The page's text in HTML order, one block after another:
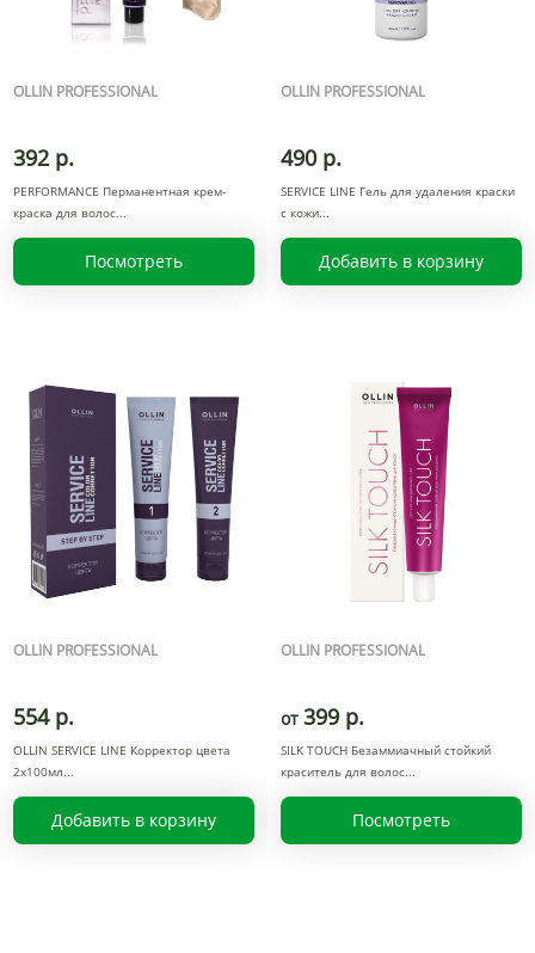
OLLIN PROFESSIONAL
392 р.
PERFORMANCE Перманентная крем-
краска для волос
Посмотреть
OLLIN PROFESSIONAL
490 р.
SERVICE LINE Гель для удаления краски
с кожи
Добавить в корзину
OLLIN PROFESSIONAL
554 р.
OLLIN SERVICE LINE Корректор цвета
2х100мл
Добавить в корзину
OLLIN PROFESSIONAL
от 399 р.
SILK TOUCH Безаммиачный стойкий
краситель для волос
Посмотреть